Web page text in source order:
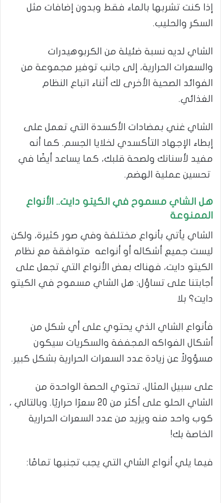
إذا كنت تشربها بالماء فقط وبدون إضافات مثل
السكر والحليب.
الشاي لديه نسبة ضئيلة من الكربوهيدرات
والسعرات الحرارية، إلى جانب توفير مجموعة من
الفوائد الصحية الأخرى لك أثناء اتباع النظام
الغذائي.
الشاي غني بمضادات الأكسدة التي تعمل على
إبطاء الإجهاد التأكسدي لخلايا الجسم. كما أنه
مفيد لأسنانك ولصحة قلبك، كما يساعد أيضًا في
تحسين عملية الهضم.
هل الشاي مسموح في الكيتو دايت.. الأنواع
الممنوعة
الشاي يأتي بأنواع مختلفة وفي صور كثيرة، ولكن
ليست جميع أشكاله أو أنواعه متوافقة مع نظام
الكيتو دايت، فهناك بعض الأنواع التي تجعل على
أجابتنا على تساؤل: هل الشاي مسموح في الكيتو
دايت؟ بلا
فأنواع الشاي الذي يحتوي على أي شكل من
أشكال الفواكه المجففة والسكريات سيكون
مسؤولاً عن زيادة عدد السعرات الحرارية بشكل كبير.
على سبيل المثال، تحتوي الحصة الواحدة من
الشاي الحلو على أكثر من 20 سعرًا حراريًا. وبالتالي ،
كوب واحد منه ويزيد من عدد السعرات الحرارية
الخاصة بك!
فيما يلي أنواع الشاي التي يجب تجنبها تمامًا: